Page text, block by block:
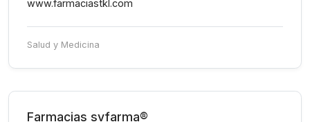
www.farmaciastkl.com
Salud y Medicina
Farmacias svfarma®